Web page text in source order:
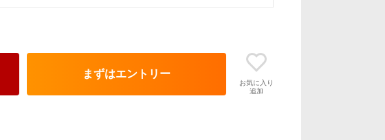
らないを解決
まずはエントリー
お気に入り
追加